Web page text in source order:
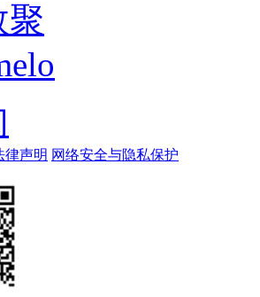
聚
律声明 网络安全与隐私保护